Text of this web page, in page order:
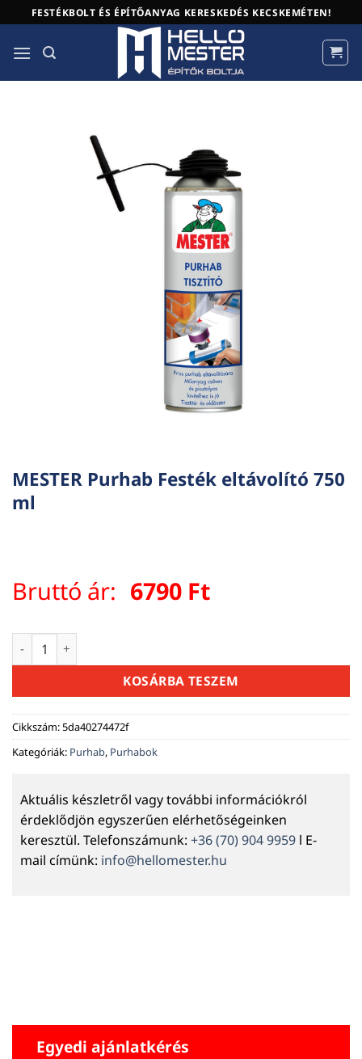
to
content
FESTÉKBOLT ÉS ÉPÍTŐANYAG KERESKEDÉS KECSKEMÉTEN!
MESTER Purhab Festék eltávolító 750
ml
Bruttó ár: 6790 Ft
MESTER Purhab Festék eltávolító 750 ml mennyiség
KOSÁRBA TESZEM
Cikkszám: 5da40274472f
Kategóriák: Purhab, Purhabok
Aktuális készletről vagy további információkról
érdeklődjön egyszerűen elérhetőségeinken
keresztül. Telefonszámunk: +36 (70) 904 9959 l E-
mail címünk: info@hellomester.hu
Egyedi ajánlatkérés